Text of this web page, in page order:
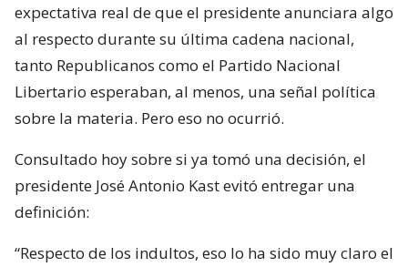
expectativa real de que el presidente anunciara algo
al respecto durante su última cadena nacional,
tanto Republicanos como el Partido Nacional
Libertario esperaban, al menos, una señal política
sobre la materia. Pero eso no ocurrió.
Consultado hoy sobre si ya tomó una decisión, el
presidente José Antonio Kast evitó entregar una
definición:
“Respecto de los indultos, eso lo ha sido muy claro el